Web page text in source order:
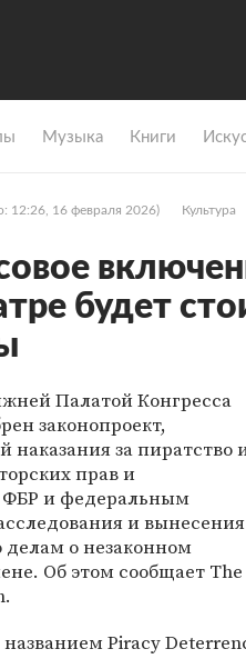
Музыка Книги
12:26, 16 февраля 2026) Культура
будет
Палатой Конгресса
законопроект,
за пиратство
прав и
и федеральным
и вынесения
делам о незаконном
Об этом сообщает The
Piracy